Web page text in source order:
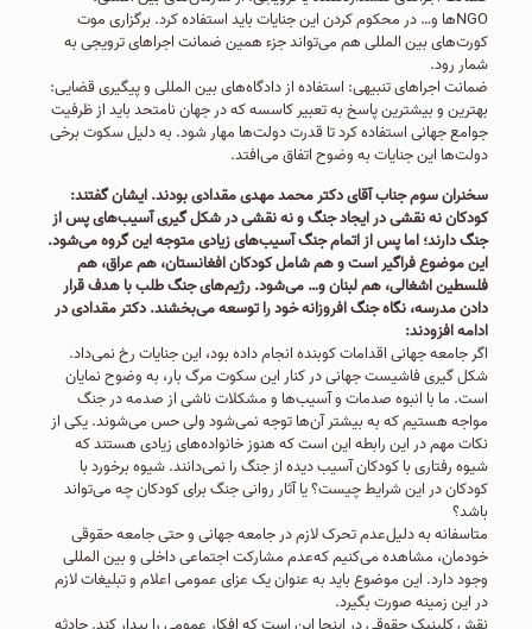
NGOها و… در محکوم کردن این جنایات باید استفاده کرد. برگزاری موت
کورت‌های بین المللی هم می‌تواند جزء همین ضمانت اجراهای ترویجی به
شمار رود.
ضمانت اجراهای تنبیهی: استفاده از دادگاه‌های بین المللی و پیگیری قضایی:
بهترین و بیشترین پاسخ به تعبیر کاسسه که در جهان نامتحد باید از ظرفیت
جوامع جهانی استفاده کرد تا قدرت دولت‌ها مهار شود. به دلیل سکوت برخی
دولت‌ها این جنایات به وضوح اتفاق می‌افتد.
سخنران سوم جناب آقای دکتر محمد مهدی مقدادی بودند. ایشان گفتند:
کودکان نه نقشی در ایجاد جنگ و نه نقشی در شکل گیری آسیب‌های پس از
جنگ دارند؛ اما پس از اتمام جنگ آسیب‌های زیادی متوجه این گروه می‌شود.
این موضوع فراگیر است و هم شامل کودکان افغانستان، هم عراق، هم
فلسطین اشغالی، هم لبنان و… می‌شود. رژیم‌های جنگ طلب با هدف قرار
دادن مدرسه، نگاه جنگ افروزانه خود را توسعه می‌بخشند. دکتر مقدادی در
ادامه افزودند:
اگر جامعه جهانی اقدامات کوبنده انجام داده بود، این جنایات رخ نمی‌داد.
شکل گیری فاشیست جهانی در کنار این سکوت مرگ بار، به وضوح نمایان
است. ما با انبوه صدمات و آسیب‌ها و مشکلات ناشی از صدمه در جنگ
مواجه هستیم که به بیشتر آن‌ها توجه نمی‌شود ولی حس می‌شوند. یکی از
نکات مهم در این رابطه این است که هنوز خانواده‌های زیادی هستند که
شیوه رفتاری با کودکان آسیب دیده از جنگ را نمی‌دانند. شیوه برخورد با
کودکان در این شرایط چیست؟ یا آثار روانی جنگ برای کودکان چه می‌تواند
باشد؟
متاسفانه به دلیل‌عدم تحرک لازم در جامعه جهانی و حتی جامعه حقوقی
خودمان، مشاهده می‌کنیم که‌عدم مشارکت اجتماعی داخلی و بین المللی
وجود دارد. این موضوع باید به عنوان یک عزای عمومی اعلام و تبلیغات لازم
در این زمینه صورت بگیرد.